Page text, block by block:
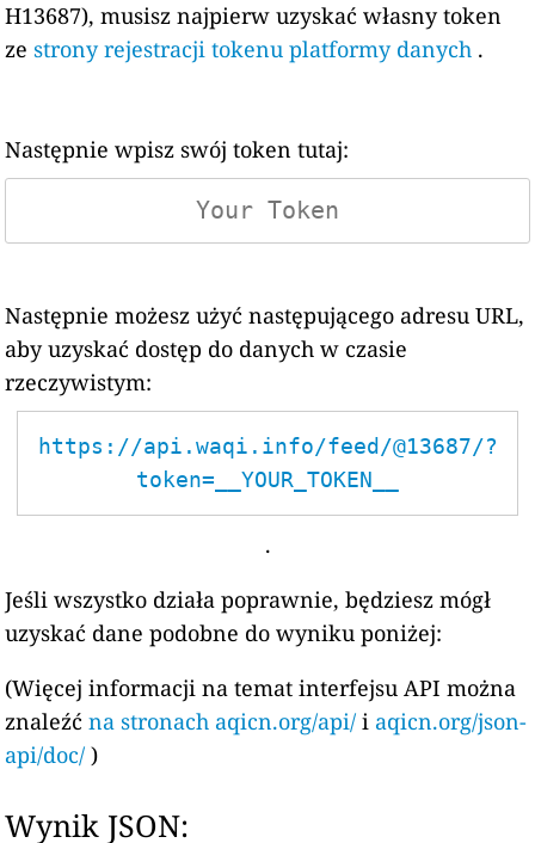
H13687), musisz najpierw uzyskać własny token
zestrony rejestracji tokenu platformy danych .
Następnie wpisz swój token tutaj:
Następnie możesz użyć następującego adresu URL,
aby uzyskać dostęp do danych w czasie
rzeczywistym:
https://api.waqi.info/feed/@13687/?
token=__YOUR_TOKEN__
.
Jeśli wszystko działa poprawnie, będziesz mógł
uzyskać dane podobne do wyniku poniżej:
(Więcej informacji na temat interfejsu API można
znaleźćna stronach aqicn.org/api/ i aqicn.org/json-
api/doc/ )
Wynik JSON: